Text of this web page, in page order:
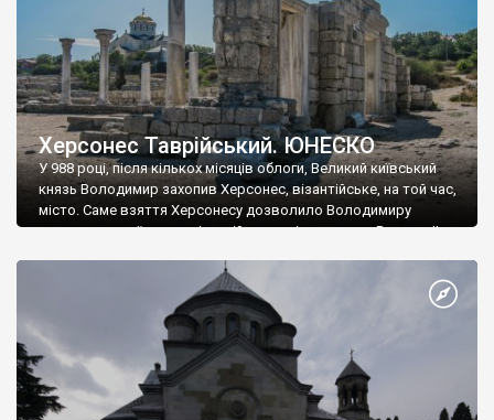
Херсонес Таврійський. ЮНЕСКО
У 988 році, після кількох місяців облоги, Великий київський
князь Володимир захопив Херсонес, візантійське, на той час,
місто. Саме взяття Херсонесу дозволило Володимиру
диктувати свої умови візантійському імператору Василю ІІ, та
Херсонесі Володимир-язичник, став Василем-християнином.
А потім було Хрещення Русі. На честь Херсонесу Таврійського